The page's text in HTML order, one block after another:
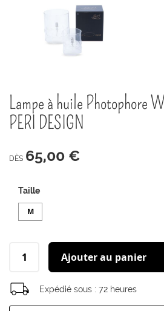
au
début
de
d’images
Lampe à huile Photophore
PERI DESIGN
DÈS 65,00 €
Taille
M
Ajouter au panier
Expédié sous : 72 heures